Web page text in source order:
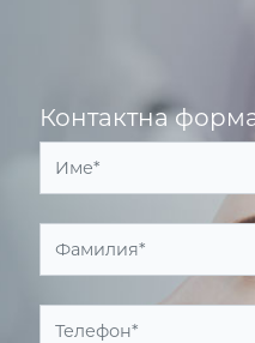
Контактна